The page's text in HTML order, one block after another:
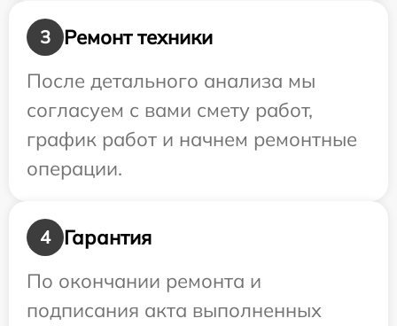
3
Ремонт техники
После детального анализа мы
согласуем с вами смету работ,
график работ и начнем ремонтные
операции.
4
Гарантия
По окончании ремонта и
подписания акта выполненных